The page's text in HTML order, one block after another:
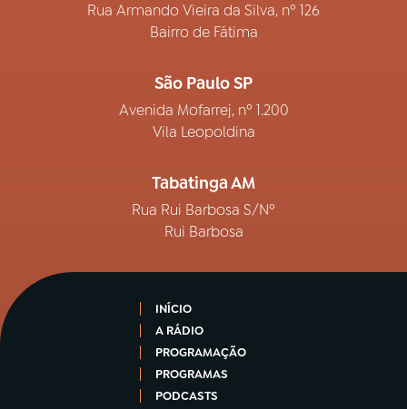
Rua Armando Vieira da Silva, nº 126
Bairro de Fátima
São Paulo SP
Avenida Mofarrej, nº 1.200
Vila Leopoldina
Tabatinga AM
Rua Rui Barbosa S/Nº
Rui Barbosa
INÍCIO
A RÁDIO
PROGRAMAÇÃO
PROGRAMAS
PODCASTS